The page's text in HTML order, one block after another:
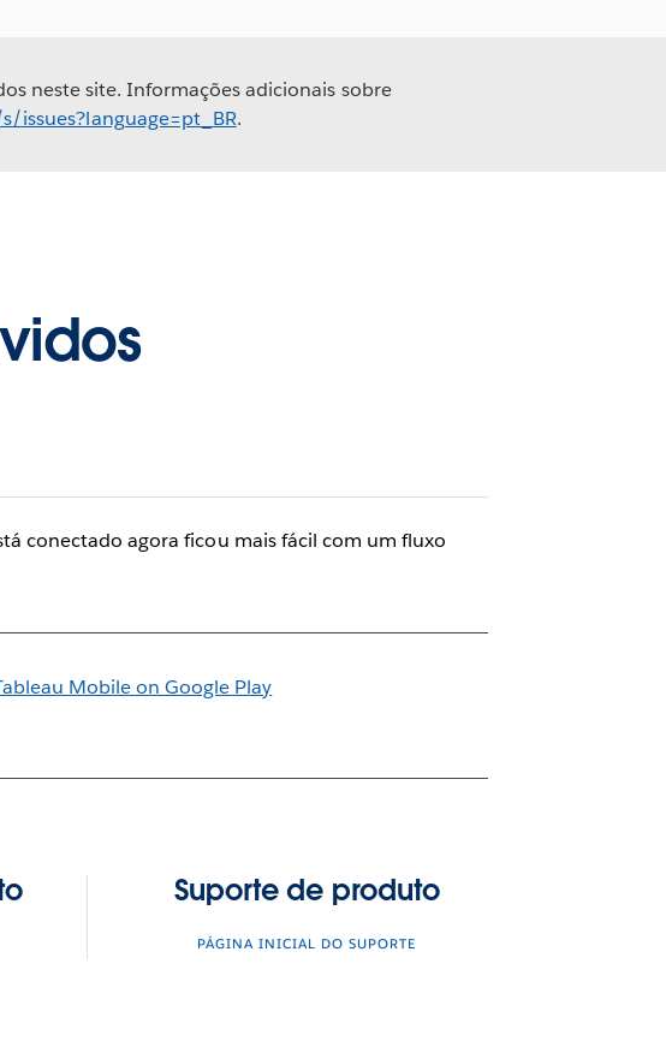
neste site. Informações adicionais sobre
issues?language=pt_BR.
conectado agora ficou mais fácil com um fluxo
Suporte de produto
PÁGINA INICIAL DO SUPORTE